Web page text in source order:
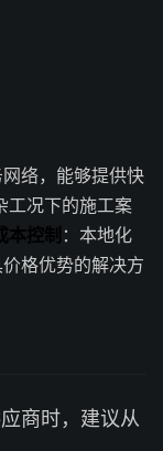
络，能够提供快
工况下的施工案
本控制 ：本地化
格优势的解决方
商时，建议从